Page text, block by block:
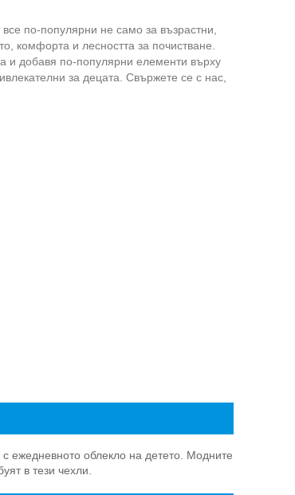
по-популярни не само за възрастни,
комфорта и лесността за почистване.
и добавя по-популярни елементи върху
за децата. Свържете се с нас,
ежедневното облекло на детето. Модните
в тези чехли.